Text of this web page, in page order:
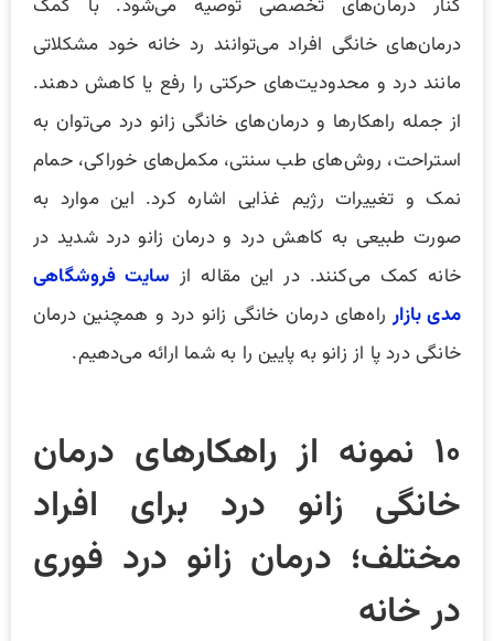
کنار درمان‌های تخصصی توصیه می‌‌شود. با کمک
درمان‌های خانگی افراد می‌توانند رد خانه خود مشکلاتی
مانند درد و محدودیت‌های حرکتی را رفع یا کاهش دهند.
از جمله راهکارها و درمان‌های خانگی زانو درد می‌توان به
استراحت، روش‌های طب سنتی، مکمل‌های خوراکی، حمام
نمک و تغییرات رژیم غذایی اشاره کرد. این موارد به
صورت طبیعی به کاهش درد و درمان زانو درد شدید در
خانه کمک می‌کنند. در این مقاله از سایت فروشگاهی
مدی بازارراه‌های درمان خانگی زانو درد و همچنین درمان
خانگی درد پا از زانو به پایین را به شما ارائه می‌دهیم.
۱۰ نمونه از راهکارهای درمان
خانگی زانو درد برای افراد
مختلف؛ درمان زانو درد فوری
در خانه